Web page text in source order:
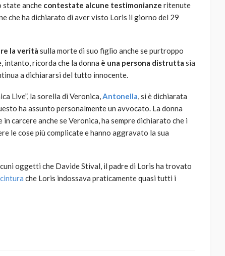
state anche contestate alcune testimonianze ritenute
che ha dichiarato di aver visto Loris il giorno del 29
la verità sulla morte di suo figlio anche se purtroppo
ricorda che la donna è una persona distrutta sia
a dichiararsi del tutto innocente.
Live”, la sorella di Veronica,Antonella, si è dichiarata
ha assunto personalmente un avvocato. La donna
carcere anche se Veronica, ha sempre dichiarato che i
le cose più complicate e hanno aggravato la sua
oggetti che Davide Stival, il padre di Loris ha trovato
cintura che Loris indossava praticamente quasi tutti i